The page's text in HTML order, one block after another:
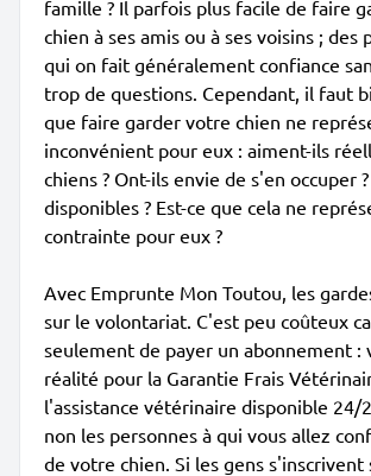
famille ? Il parfois plus facile de faire
chien à ses amis ou à ses voisins ; des
qui on fait généralement confiance
trop de questions. Cependant, il faut
que faire garder votre chien ne
inconvénient pour eux : aiment-ils
chiens ? Ont-ils envie de s'en occuper
disponibles ? Est-ce que cela ne
contrainte pour eux ?
Avec Emprunte Mon Toutou, les
sur le volontariat. C'est peu coûteux
seulement de payer un abonnement :
réalité pour la Garantie Frais
l'assistance vétérinaire disponible 24/
non les personnes à qui vous allez
de votre chien. Si les gens s'inscrivent